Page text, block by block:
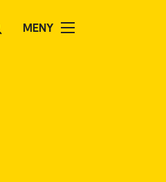
MENY